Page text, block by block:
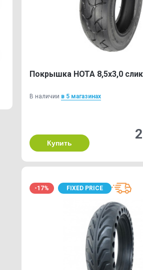
Покрышка HOTA 8,5х3,0 слик
В наличии в 5 магазинах
Купить
-17% FIXED PRICE